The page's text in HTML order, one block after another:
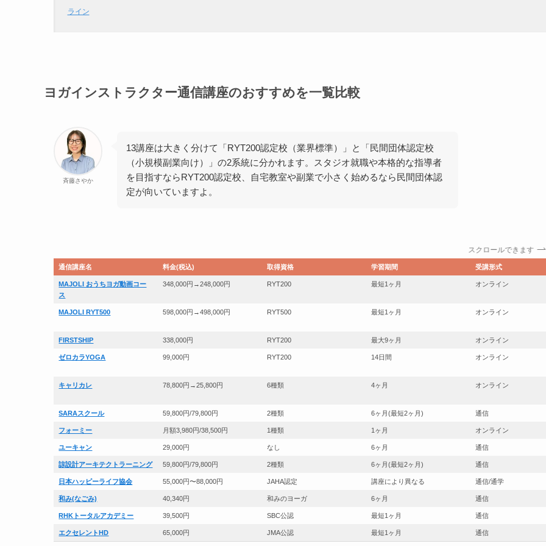
ライン
ヨガインストラクター通信講座のおすすめを一覧比較
斉藤さやか
13講座は大きく分けて「RYT200認定校（業界標準）」と「民間団体認定校
（小規模副業向け）」の2系統に分かれます。スタジオ就職や本格的な指導者
を目指すならRYT200認定校、自宅教室や副業で小さく始めるなら民間団体認
定が向いていますよ。
スクロールできます
通信講座名 料金(税込) 取得資格 学習期間 受講形式
MAJOLI おうちヨガ動画コー
ス
348,000円→248,000円 RYT200 最短1ヶ月 オンライン
MAJOLI RYT500 598,000円→498,000円 RYT500 最短1ヶ月 オンライン
FIRSTSHIP 338,000円 RYT200 最大9ヶ月 オンライン
ゼロカラYOGA 99,000円 RYT200 14日間 オンライン
キャリカレ 78,800円→25,800円 6種類 4ヶ月 オンライン
SARAスクール 59,800円/79,800円 2種類 6ヶ月(最短2ヶ月) 通信
フォーミー 月額3,980円/38,500円 1種類 1ヶ月 オンライン
ユーキャン 29,000円 なし 6ヶ月 通信
諒設計アーキテクトラーニング 59,800円/79,800円 2種類 6ヶ月(最短2ヶ月) 通信
日本ハッピーライフ協会 55,000円〜88,000円 JAHA認定 講座により異なる 通信/通学
和み(なごみ) 40,340円 和みのヨーガ 6ヶ月 通信
RHKトータルアカデミー 39,500円 SBC公認 最短1ヶ月 通信
エクセレントHD 65,000円 JMA公認 最短1ヶ月 通信